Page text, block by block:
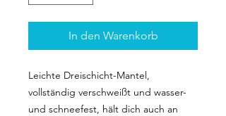
In den Warenkorb
Leichte Dreischicht-Mantel,
vollständig verschweißt und wasser-
und schneefest, hält dich auch an